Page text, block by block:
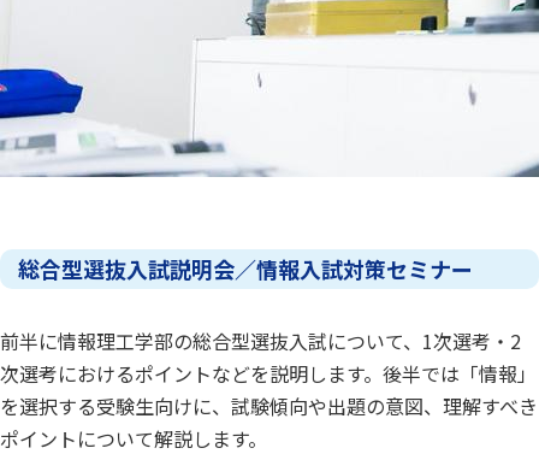
総合型選抜入試説明会／情報入試対策セミナー
前半に情報理工学部の総合型選抜入試について、1次選考・2
次選考におけるポイントなどを説明します。後半では「情報」
を選択する受験生向けに、試験傾向や出題の意図、理解すべき
ポイントについて解説します。